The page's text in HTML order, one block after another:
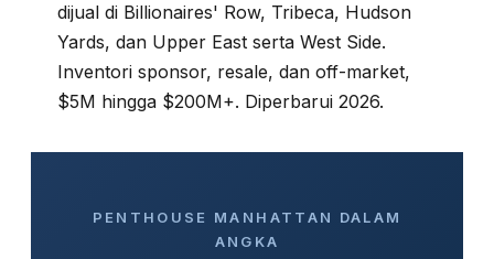
dijual di Billionaires' Row, Tribeca, Hudson
Yards, dan Upper East serta West Side.
Inventori sponsor, resale, dan off-market,
$5M hingga $200M+. Diperbarui 2026.
PENTHOUSE MANHATTAN DALAM
ANGKA